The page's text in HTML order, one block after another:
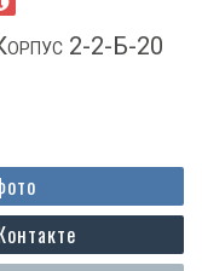
2-2-Б-20